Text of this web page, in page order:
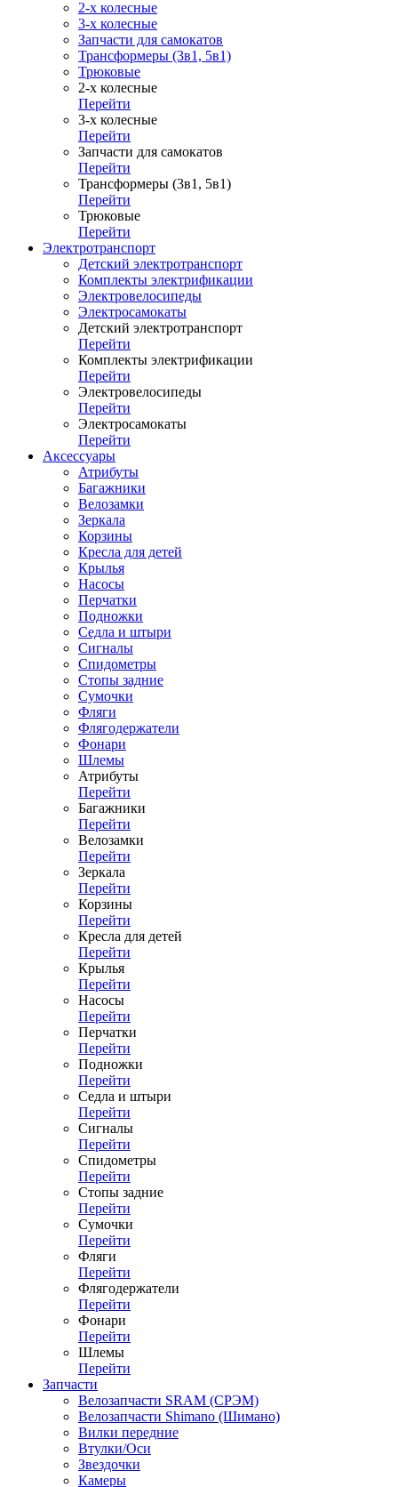
2-х колесные
3-х колесные
Запчасти для самокатов
Трансформеры (3в1, 5в1)
Трюковые
2-х колесные
Перейти
3-х колесные
Перейти
Запчасти для самокатов
Перейти
Трансформеры (3в1, 5в1)
Перейти
Трюковые
Перейти
Электротранспорт
Детский электротранспорт
Комплекты электрификации
Электровелосипеды
Электросамокаты
Детский электротранспорт
Перейти
Комплекты электрификации
Перейти
Электровелосипеды
Перейти
Электросамокаты
Перейти
Аксессуары
Атрибуты
Багажники
Велозамки
Зеркала
Корзины
Кресла для детей
Крылья
Насосы
Перчатки
Подножки
Седла и штыри
Сигналы
Спидометры
Стопы задние
Сумочки
Фляги
Флягодержатели
Фонари
Шлемы
Атрибуты
Перейти
Багажники
Перейти
Велозамки
Перейти
Зеркала
Перейти
Корзины
Перейти
Кресла для детей
Перейти
Крылья
Перейти
Насосы
Перейти
Перчатки
Перейти
Подножки
Перейти
Седла и штыри
Перейти
Сигналы
Перейти
Спидометры
Перейти
Стопы задние
Перейти
Сумочки
Перейти
Фляги
Перейти
Флягодержатели
Перейти
Фонари
Перейти
Шлемы
Перейти
Запчасти
Велозапчасти SRAM (СРЭМ)
Велозапчасти Shimano (Шимано)
Вилки передние
Втулки/Оси
Звездочки
Камеры